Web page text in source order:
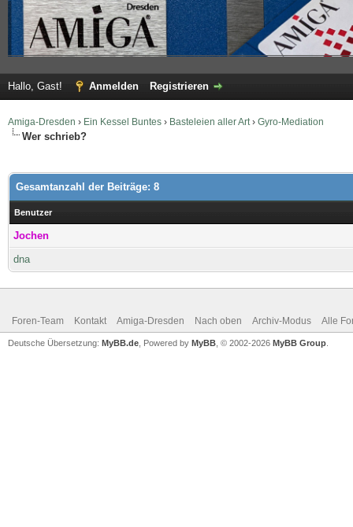
Hallo, Gast! Anmelden Registrieren
Amiga-Dresden › Ein Kessel Buntes › Basteleien aller Art › Gyro-Mediation
Wer schrieb?
Gesamtanzahl der Beiträge: 8
Benutzer
Jochen
dna
Foren-Team Kontakt Amiga-Dresden Nach oben Archiv-Modus Alle
Deutsche Übersetzung: MyBB.de , Powered by MyBB , © 2002-2026 MyBB Group